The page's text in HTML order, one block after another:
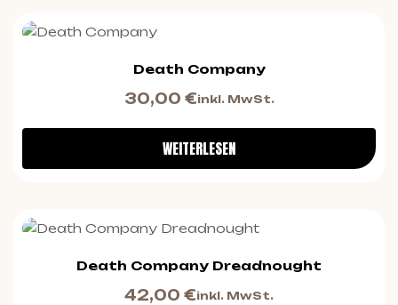
Death Company
30,00 €inkl. MwSt.
WEITERLESEN
Death Company Dreadnought
42,00 €inkl. MwSt.